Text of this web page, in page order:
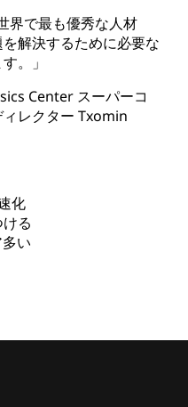
界で最も優秀な人材
解決するために必要な
。」
Center スーパーコ
レクター Txomin
化
る
い